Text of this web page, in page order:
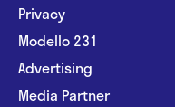
Privacy
Modello 231
Advertising
Media Partner